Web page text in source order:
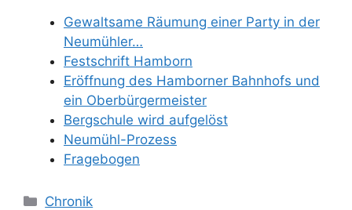
Gewaltsame Räumung einer Party in der
Neumühler…
Festschrift Hamborn
Eröffnung des Hamborner Bahnhofs und
ein Oberbürgermeister
Bergschule wird aufgelöst
Neumühl-Prozess
Fragebogen
Kategorien
Chronik